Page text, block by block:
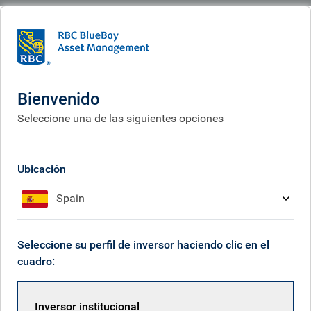
People Winnie Hu
Bienvenido
Seleccione una de las siguientes opciones
Ubicación
Spain
Seleccione su perfil de inversor haciendo clic en el
cuadro:
Inversor institucional